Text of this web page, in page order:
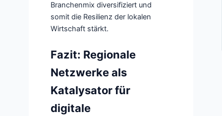
Branchenmix diversifiziert und
somit die Resilienz der lokalen
Wirtschaft stärkt.
Fazit: Regionale
Netzwerke als
Katalysator für
digitale